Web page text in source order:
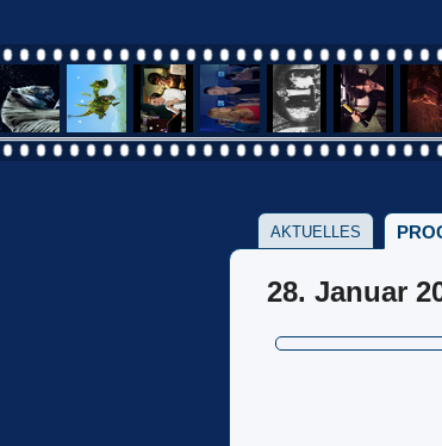
AKTUELLES
28. Januar